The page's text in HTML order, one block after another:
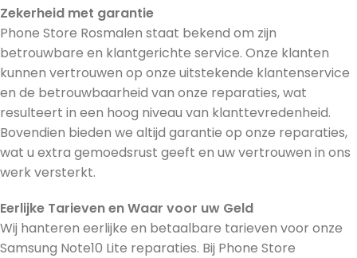
Zekerheid met garantie
Phone Store Rosmalen staat bekend om zijn
betrouwbare en klantgerichte service. Onze klanten
kunnen vertrouwen op onze uitstekende klantenservice
en de betrouwbaarheid van onze reparaties, wat
resulteert in een hoog niveau van klanttevredenheid.
Bovendien bieden we altijd garantie op onze reparaties,
wat u extra gemoedsrust geeft en uw vertrouwen in ons
werk versterkt.
Eerlijke Tarieven en Waar voor uw Geld
Wij hanteren eerlijke en betaalbare tarieven voor onze
Samsung Note10 Lite reparaties. Bij Phone Store